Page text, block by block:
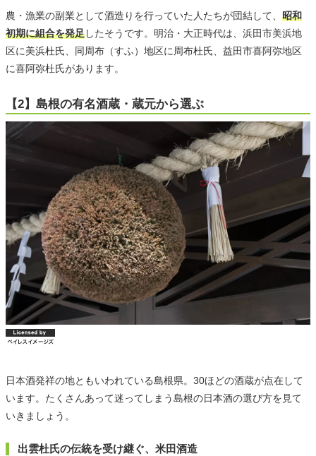
農・漁業の副業として酒造りを行っていた人たちが団結して、 昭和
初期に組合を発足したそうです。明治・大正時代は、浜田市美浜地
区に美浜杜氏、同周布（すふ）地区に周布杜氏、益田市喜阿弥地区
に喜阿弥杜氏があります。
【2】島根の有名酒蔵・蔵元から選ぶ
日本酒発祥の地ともいわれている島根県。30ほどの酒蔵が点在して
います。たくさんあって迷ってしまう島根の日本酒の選び方を見て
いきましょう。
出雲杜氏の伝統を受け継ぐ、米田酒造